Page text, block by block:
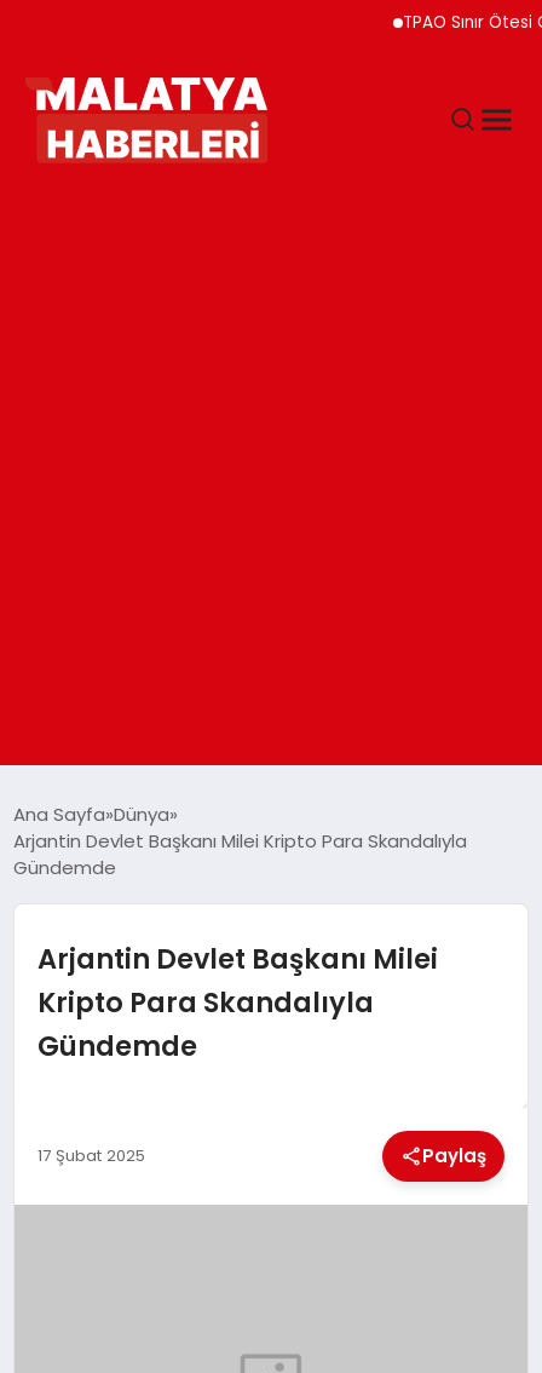
TPAO Sınır Ötesi
GÜNDEM
DÜNYA
EĞITIM
MAGAZIN
Ana Sayfa Dünya
Arjantin Devlet Başkanı Milei Kripto Para Skandalıyla
Gündemde
Arjantin Devlet Başkanı Milei
Kripto Para Skandalıyla
Gündemde
17 Şubat 2025 Paylaş